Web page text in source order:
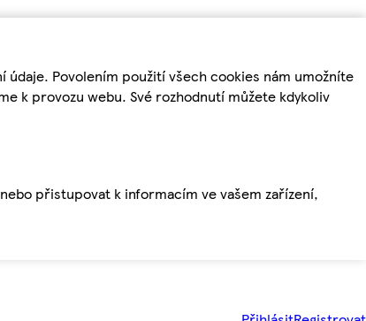
údaje. Povolením použití všech cookies nám umožníte
k provozu webu. Své rozhodnutí můžete kdykoliv
přistupovat k informacím ve vašem zařízení,